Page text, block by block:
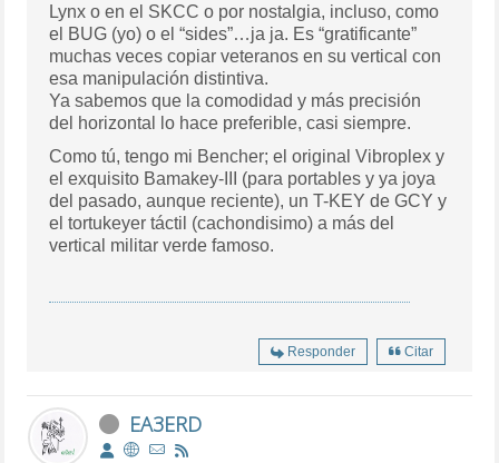
Lynx o en el SKCC o por nostalgia, incluso, como
el BUG (yo) o el “sides”…ja ja. Es “gratificante”
muchas veces copiar veteranos en su vertical con
esa manipulación distintiva.
Ya sabemos que la comodidad y más precisión
del horizontal lo hace preferible, casi siempre.
Como tú, tengo mi Bencher; el original Vibroplex y
el exquisito Bamakey-III (para portables y ya joya
del pasado, aunque reciente), un T-KEY de GCY y
el tortukeyer táctil (cachondisimo) a más del
vertical militar verde famoso.
Responder Citar
EA3ERD